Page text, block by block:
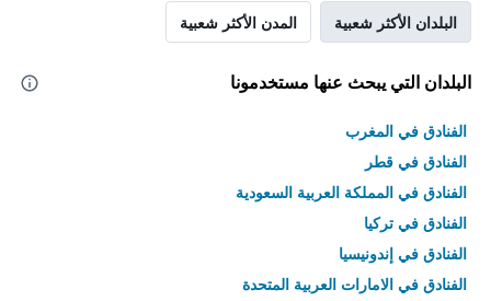
البلدان الأكثر شعبية المدن الأكثر شعبية
البلدان التي يبحث عنها مستخدمونا
الفنادق في المغرب
الفنادق في قطر
الفنادق في المملكة العربية السعودية
الفنادق في تركيا
الفنادق في إندونيسيا
الفنادق في الامارات العربية المتحدة